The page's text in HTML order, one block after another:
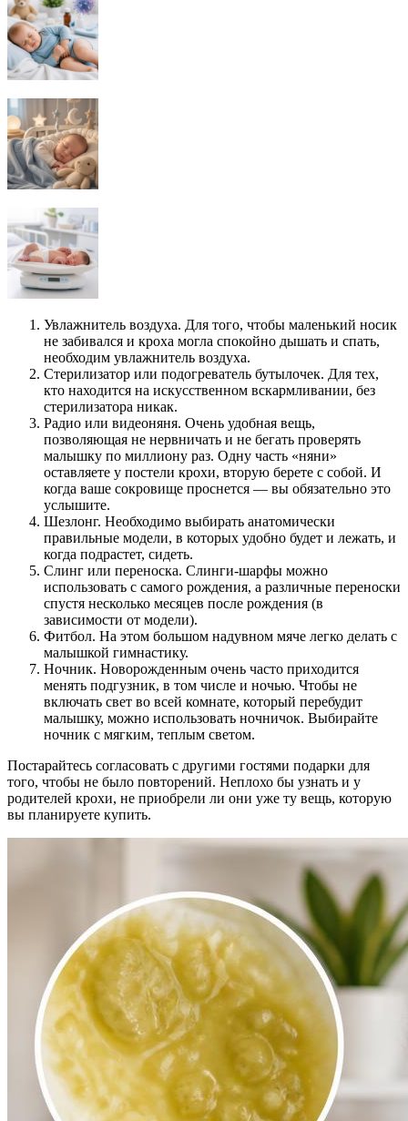
Увлажнитель воздуха. Для того, чтобы маленький носик
не забивался и кроха могла спокойно дышать и спать,
необходим увлажнитель воздуха.
Стерилизатор или подогреватель бутылочек. Для тех,
кто находится на искусственном вскармливании, без
стерилизатора никак.
Радио или видеоняня. Очень удобная вещь,
позволяющая не нервничать и не бегать проверять
малышку по миллиону раз. Одну часть «няни»
оставляете у постели крохи, вторую берете с собой. И
когда ваше сокровище проснется — вы обязательно это
услышите.
Шезлонг. Необходимо выбирать анатомически
правильные модели, в которых удобно будет и лежать, и
когда подрастет, сидеть.
Слинг или переноска. Слинги-шарфы можно
использовать с самого рождения, а различные переноски
спустя несколько месяцев после рождения (в
зависимости от модели).
Фитбол. На этом большом надувном мяче легко делать с
малышкой гимнастику.
Ночник. Новорожденным очень часто приходится
менять подгузник, в том числе и ночью. Чтобы не
включать свет во всей комнате, который перебудит
малышку, можно использовать ночничок. Выбирайте
ночник с мягким, теплым светом.
Постарайтесь согласовать с другими гостями подарки для
того, чтобы не было повторений. Неплохо бы узнать и у
родителей крохи, не приобрели ли они уже ту вещь, которую
вы планируете купить.